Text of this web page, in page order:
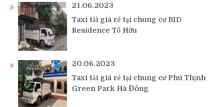
21.06.2023
Taxi tải giá rẻ tại chung cư BID
Residence Tố Hữu
20.06.2023
Taxi tải giá rẻ tại chung cư Phú Thịnh
Green Park Hà Đông